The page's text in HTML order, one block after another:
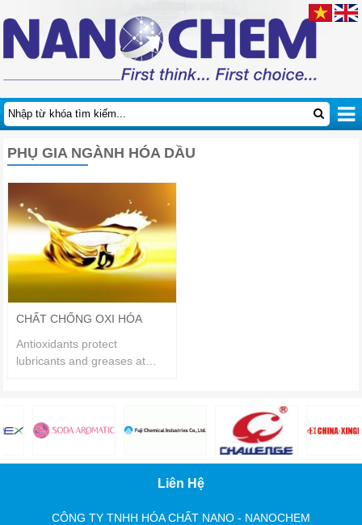
PHỤ GIA NGÀNH HÓA DẦU
CHẤT CHỐNG OXI HÓA
Antioxidants protect
lubricants and greases at
Liên Hệ
CÔNG TY TNHH HÓA CHẤT NANO - NANOCHEM